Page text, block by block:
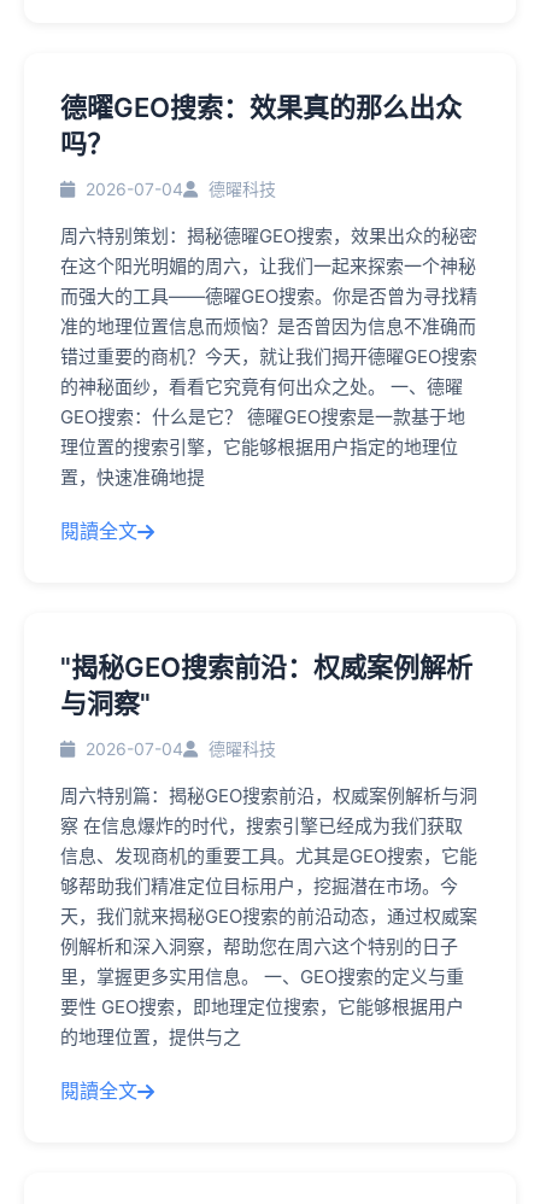
德曜GEO搜索：效果真的那么出众
吗？
2026-07-04 德曜科技
周六特别策划：揭秘德曜GEO搜索，效果出众的秘密
在这个阳光明媚的周六，让我们一起来探索一个神秘
而强大的工具——德曜GEO搜索。你是否曾为寻找精
准的地理位置信息而烦恼？是否曾因为信息不准确而
错过重要的商机？今天，就让我们揭开德曜GEO搜索
的神秘面纱，看看它究竟有何出众之处。 一、德曜
GEO搜索：什么是它？ 德曜GEO搜索是一款基于地
理位置的搜索引擎，它能够根据用户指定的地理位
置，快速准确地提
閱讀全文
"揭秘GEO搜索前沿：权威案例解析
与洞察"
2026-07-04 德曜科技
周六特别篇：揭秘GEO搜索前沿，权威案例解析与洞
察 在信息爆炸的时代，搜索引擎已经成为我们获取
信息、发现商机的重要工具。尤其是GEO搜索，它能
够帮助我们精准定位目标用户，挖掘潜在市场。今
天，我们就来揭秘GEO搜索的前沿动态，通过权威案
例解析和深入洞察，帮助您在周六这个特别的日子
里，掌握更多实用信息。 一、GEO搜索的定义与重
要性 GEO搜索，即地理定位搜索，它能够根据用户
的地理位置，提供与之
閱讀全文